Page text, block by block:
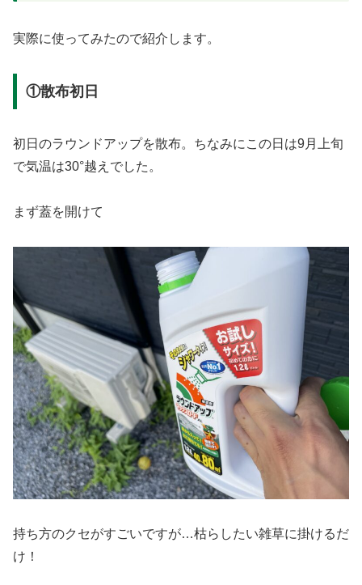
実際に使ってみたので紹介します。
①散布初日
初日のラウンドアップを散布。ちなみにこの日は9月上旬
で気温は30°越えでした。
まず蓋を開けて
持ち方のクセがすごいですが…枯らしたい雑草に掛けるだ
け！